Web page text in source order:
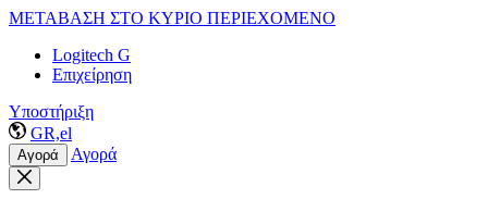
ΜΕΤΑΒΑΣΗ ΣΤΟ ΚΥΡΙΟ ΠΕΡΙΕΧΟΜΕΝΟ
Logitech G
Επιχείρηση
Υποστήριξη
GR,el
Αγορά Αγορά